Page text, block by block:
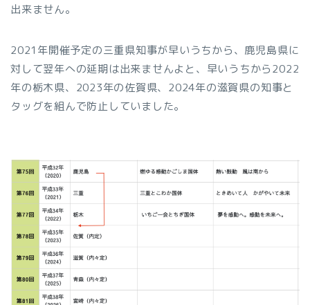
出来ません。
2021年開催予定の三重県知事が早いうちから、鹿児島県に
対して翌年への延期は出来ませんよと、早いうちから2022
年の栃木県、2023年の佐賀県、2024年の滋賀県の知事と
タッグを組んで防止していました。